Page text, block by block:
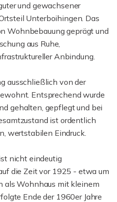
und gewachsener
Unterboihingen. Das
Wohnbebauung geprägt und
aus Ruhe,
Anbindung.
ausschließlich von der
Entsprechend wurde
gehalten, gepflegt und bei
ist ordentlich
wertstabilen Eindruck.
nicht eindeutig
die Zeit vor 1925 - etwa um
als Wohnhaus mit kleinem
Ende der 1960er Jahre